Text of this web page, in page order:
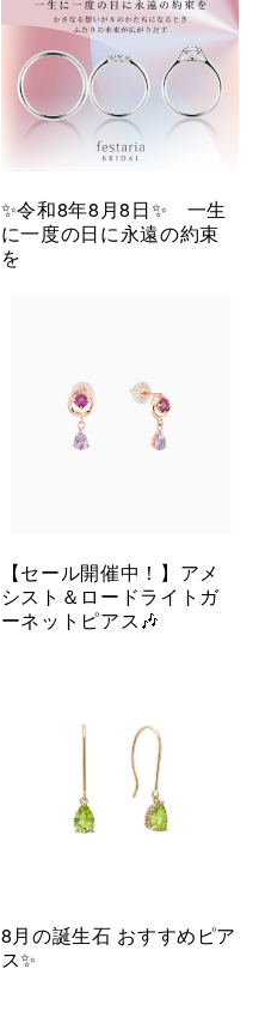
✨令和8年8月8日✨ 一生
に一度の日に永遠の約束
を
【セール開催中！】アメ
シスト＆ロードライトガ
ーネットピアス🎶
8月の誕生石 おすすめピア
ス✨